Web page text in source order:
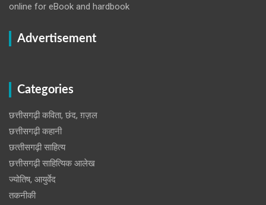
online for eBook and hardbook
Advertisement
Categories
छत्तीसगढ़ी कविता, छंद, ग़ज़ल
छत्तीसगढ़ी कहानी
छत्‍तीसगढ़ी साहित्‍य
छत्तीसगढ़ी साहित्यिक आलेख
ज्योतिष, आयुर्वेद
तकनीकी